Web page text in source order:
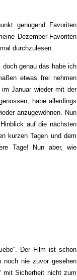
genügend Favoriten
Dezember-Favoriten
durchzulesen.
genau das habe ich
etwas frei nehmen
Januar wieder mit der
habe allerdings
anzugewöhnen. Nun
auf die nächsten
kurzen Tagen und dem
Tage! Nun aber, wie
Der Film ist schon
noch nie zuvor gesehen
mit Sicherheit nicht zum